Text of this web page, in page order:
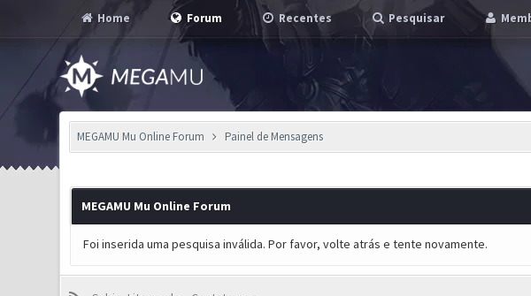
Home Forum Recentes Pesquisar
MEGAMU Mu Online Forum Painel de Mensagens
MEGAMU Mu Online Forum
Foi inserida uma pesquisa inválida. Por favor, volte atrás e tente novamente.